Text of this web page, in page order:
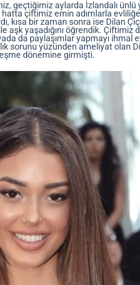
geçtiğimiz aylarda İzlandalı
çiftimiz emin adımlarla
kısa bir zaman sonra ise Dilan
aşk yaşadığını öğrendik. Çiftimiz
da paylaşımlar yapmayı ihmal
sorunu yüzünden ameliyat olan
dönemine girmişti.